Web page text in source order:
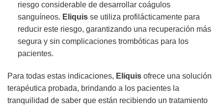
riesgo considerable de desarrollar coágulos
sanguíneos. Eliquisse utiliza profilácticamente para
reducir este riesgo, garantizando una recuperación más
segura y sin complicaciones trombóticas para los
pacientes.
Para todas estas indicaciones, Eliquis ofrece una solución
terapéutica probada, brindando a los pacientes la
tranquilidad de saber que están recibiendo un tratamiento